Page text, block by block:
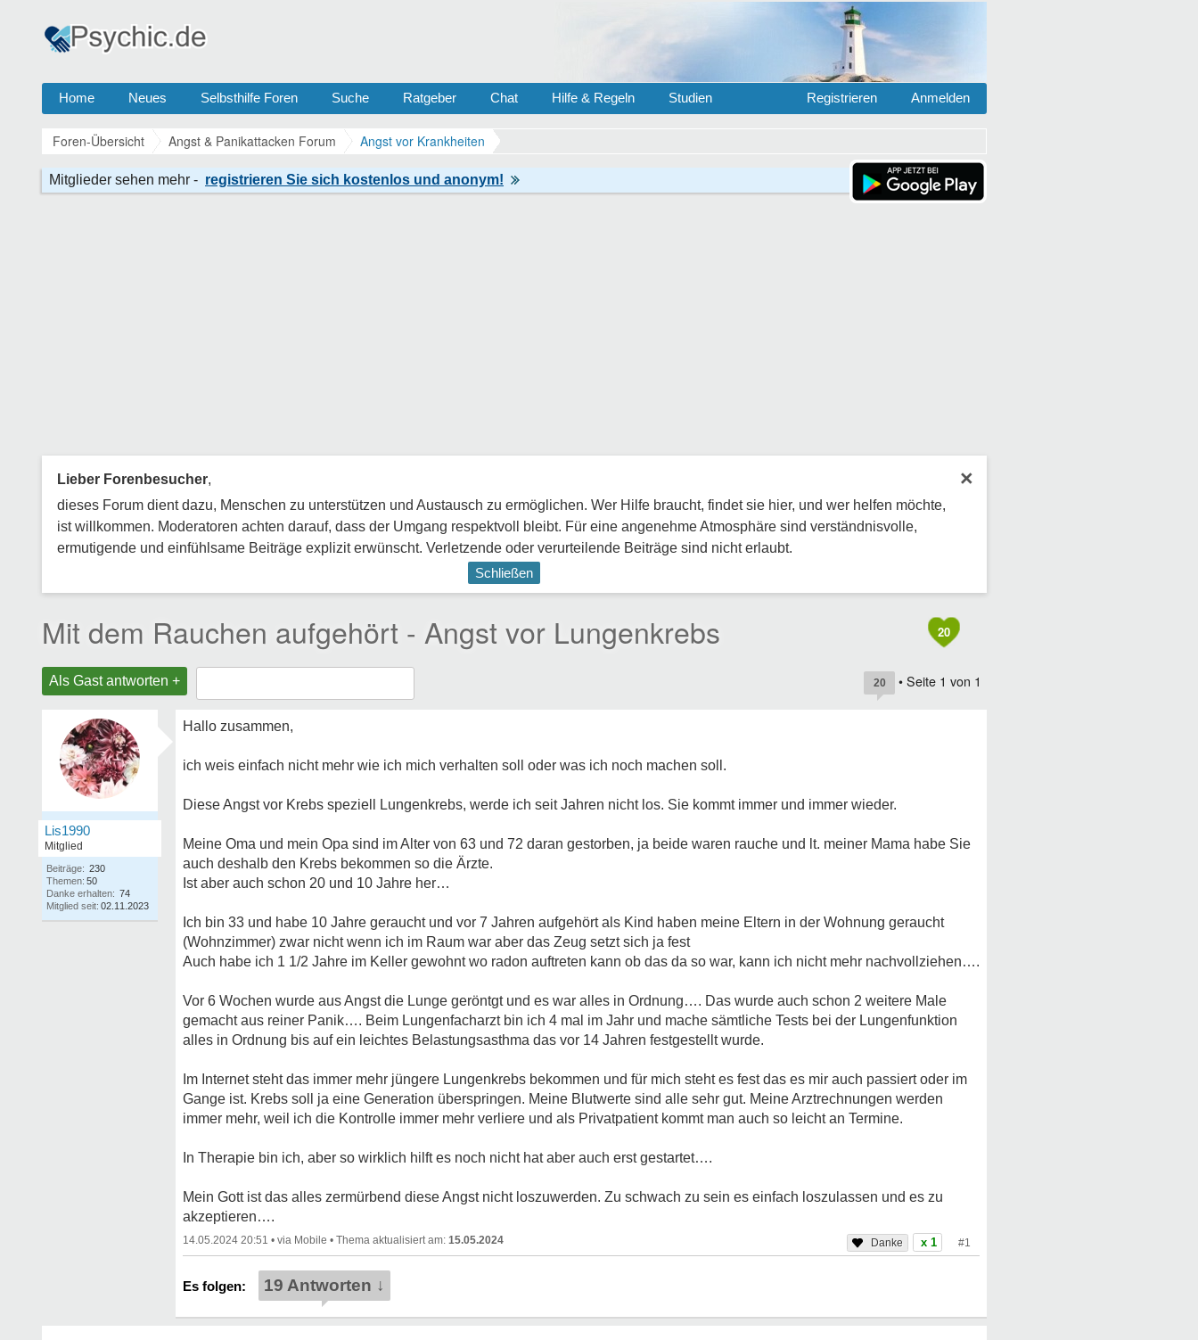
Home Neues Selbsthilfe Foren Suche Ratgeber Chat Hilfe & Regeln Studien Anmelden
Registrieren
Foren-Übersicht Angst & Panikattacken Forum Angst vor Krankheiten
×
Lieber Forenbesucher,
dieses Forum dient dazu, Menschen zu unterstützen und Austausch zu ermöglichen. Wer Hilfe braucht, findet sie hier, und wer helfen möchte,
ist willkommen. Moderatoren achten darauf, dass der Umgang respektvoll bleibt. Für eine angenehme Atmosphäre sind verständnisvolle,
ermutigende und einfühlsame Beiträge explizit erwünscht. Verletzende oder verurteilende Beiträge sind nicht erlaubt.
Schließen
20
Mit dem Rauchen aufgehört - Angst vor Lungenkrebs
Als Gast antworten + 20 • Seite 1 von 1
Lis1990
Mitglied
Beiträge: 230
Themen: 50
Danke erhalten: 74
Mitglied seit: 02.11.2023
Hallo zusammen,
ich weis einfach nicht mehr wie ich mich verhalten soll oder was ich noch machen soll.
Diese Angst vor Krebs speziell Lungenkrebs, werde ich seit Jahren nicht los. Sie kommt immer und immer wieder.
Meine Oma und mein Opa sind im Alter von 63 und 72 daran gestorben, ja beide waren rauche und lt. meiner Mama habe Sie
auch deshalb den Krebs bekommen so die Ärzte.
Ist aber auch schon 20 und 10 Jahre her…
Ich bin 33 und habe 10 Jahre geraucht und vor 7 Jahren aufgehört als Kind haben meine Eltern in der Wohnung geraucht
(Wohnzimmer) zwar nicht wenn ich im Raum war aber das Zeug setzt sich ja fest
Auch habe ich 1 1/2 Jahre im Keller gewohnt wo radon auftreten kann ob das da so war, kann ich nicht mehr nachvollziehen….
Vor 6 Wochen wurde aus Angst die Lunge geröntgt und es war alles in Ordnung…. Das wurde auch schon 2 weitere Male
gemacht aus reiner Panik…. Beim Lungenfacharzt bin ich 4 mal im Jahr und mache sämtliche Tests bei der Lungenfunktion
alles in Ordnung bis auf ein leichtes Belastungsasthma das vor 14 Jahren festgestellt wurde.
Im Internet steht das immer mehr jüngere Lungenkrebs bekommen und für mich steht es fest das es mir auch passiert oder im
Gange ist. Krebs soll ja eine Generation überspringen. Meine Blutwerte sind alle sehr gut. Meine Arztrechnungen werden
immer mehr, weil ich die Kontrolle immer mehr verliere und als Privatpatient kommt man auch so leicht an Termine.
In Therapie bin ich, aber so wirklich hilft es noch nicht hat aber auch erst gestartet….
Mein Gott ist das alles zermürbend diese Angst nicht loszuwerden. Zu schwach zu sein es einfach loszulassen und es zu
akzeptieren….
14.05.2024 20:51 • • 15.05.2024 x 1 #1
19 Antworten ↓